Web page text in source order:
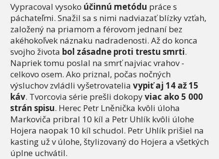
Vypracoval vysoko účinnú metódu práce s
páchateľmi. Snažil sa s nimi nadviazať blízky vzťah,
založený na priamom a férovom jednaní bez
akéhokoľvek náznaku nadradenosti. Až do konca
svojho života bol zásadne proti trestu smrti.
Napriek tomu poslal na smrť najviac vrahov -
celkovo osem. Ako priznal, počas nočných
výsluchov zvládli vyšetrovatelia vypiť aj 14 až 15
káv. Tvorcovia série prešli dokopyviac ako 5 000
strán spisu. Herec Petr Lněnička kvôli úloha
Markoviča pribral 10 kíl a Petr Uhlík kvôli úlohe
Hojera naopak 10 kíl schudol. Petr Uhlík prišiel na
kasting už v úlohe, štylizovaný do Hojera a všetkých
úplne uchvátil.